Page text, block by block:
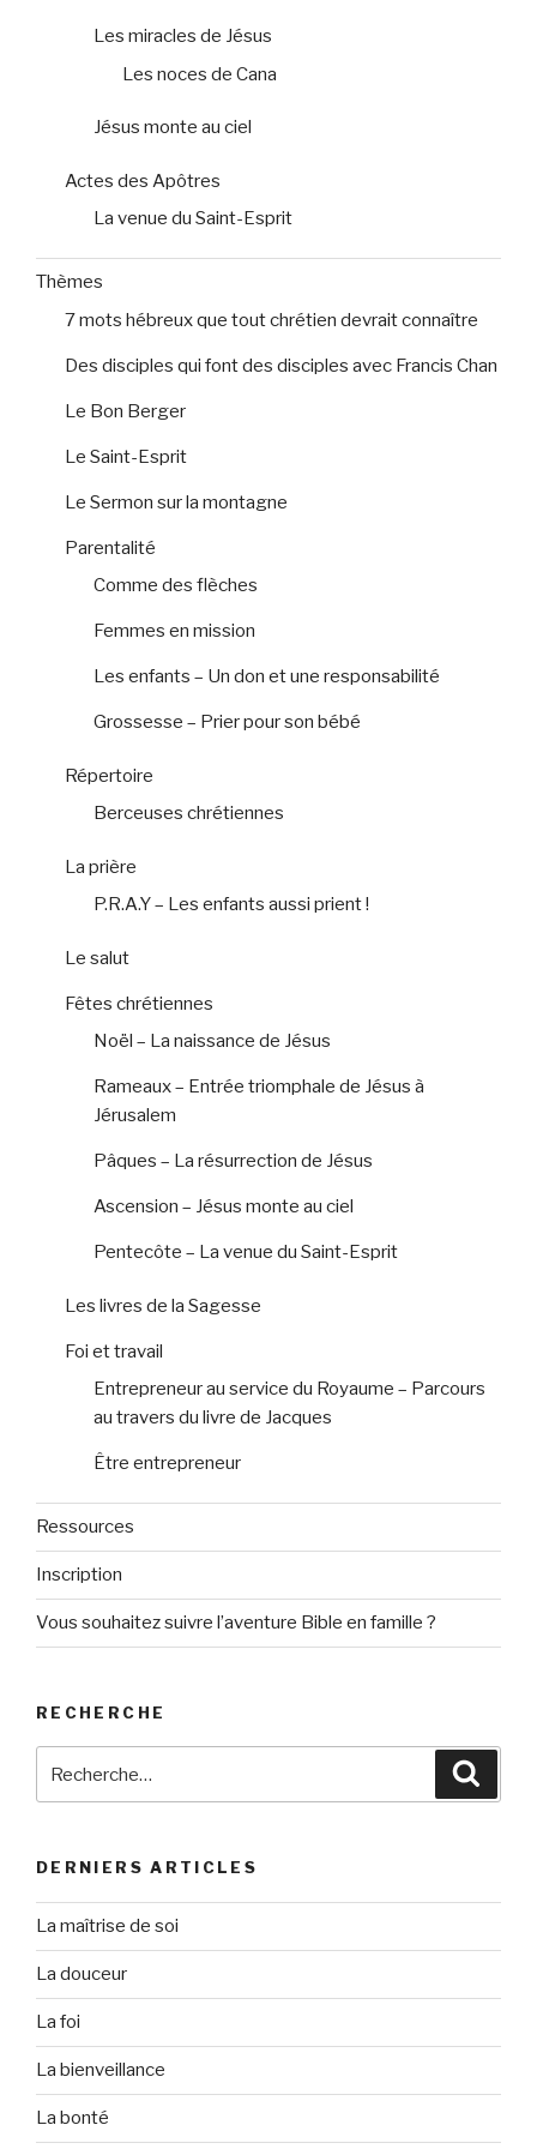
Les miracles de Jésus
Les noces de Cana
Jésus monte au ciel
Actes des Apôtres
La venue du Saint-Esprit
Thèmes
7 mots hébreux que tout chrétien devrait connaître
Des disciples qui font des disciples avec Francis Chan
Le Bon Berger
Le Saint-Esprit
Le Sermon sur la montagne
Parentalité
Comme des flèches
Femmes en mission
Les enfants – Un don et une responsabilité
Grossesse – Prier pour son bébé
Répertoire
Berceuses chrétiennes
La prière
P.R.A.Y – Les enfants aussi prient !
Le salut
Fêtes chrétiennes
Noël – La naissance de Jésus
Rameaux – Entrée triomphale de Jésus à
Jérusalem
Pâques – La résurrection de Jésus
Ascension – Jésus monte au ciel
Pentecôte – La venue du Saint-Esprit
Les livres de la Sagesse
Foi et travail
Entrepreneur au service du Royaume – Parcours
au travers du livre de Jacques
Être entrepreneur
Ressources
Inscription
Vous souhaitez suivre l’aventure Bible en famille ?
RECHERCHE
pour
DERNIERS ARTICLES
La maîtrise de soi
La douceur
La foi
La bienveillance
La bonté